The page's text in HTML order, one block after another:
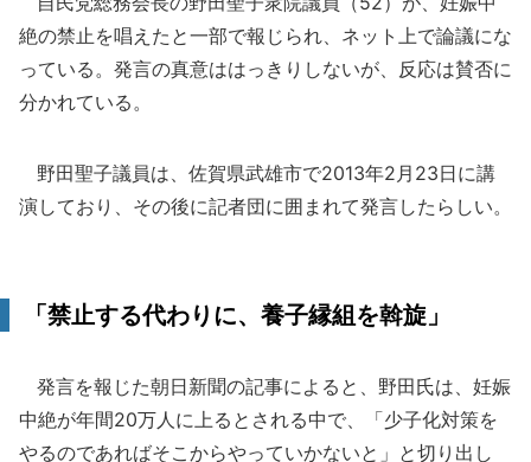
絶の禁止を唱えたと一部で報じられ、ネット上で論議にな
っている。発言の真意ははっきりしないが、反応は賛否に
分かれている。
野田聖子議員は、佐賀県武雄市で2013年2月23日に講
演しており、その後に記者団に囲まれて発言したらしい。
「禁止する代わりに、養子縁組を斡旋」
発言を報じた朝日新聞の記事によると、野田氏は、妊娠
中絶が年間20万人に上るとされる中で、「少子化対策を
やるのであればそこからやっていかないと」と切り出し